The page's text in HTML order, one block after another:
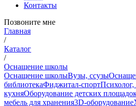
Контакты
Позвоните мне
Главная
/
Каталог
/
Оснащение школы
Оснащение школыВузы, ссузы
библиотекаФиджитал-спортПсихолог,
кухняОборудование детских
мебель для хранения3D-оборудование